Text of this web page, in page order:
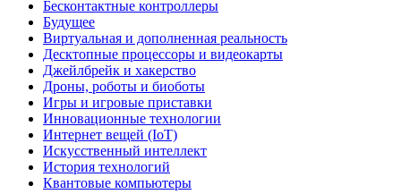
Бесконтактные контроллеры
Будущее
Виртуальная и дополненная реальность
Десктопные процессоры и видеокарты
Джейлбрейк и хакерство
Дроны, роботы и биоботы
Игры и игровые приставки
Инновационные технологии
Интернет вещей (IoT)
Искусственный интеллект
История технологий
Квантовые компьютеры